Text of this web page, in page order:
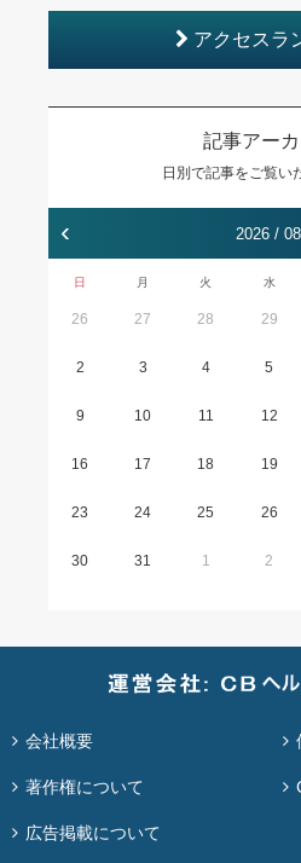
アクセスラ
記事アー
日別で記事をご覧い
‹ 2026 / 08
日 月 火 水
26 27 28 29
2 3 4 5
9 10 11 12
16 17 18 19
23 24 25 26
30 31 1 2
会社概要
著作権について
広告掲載について